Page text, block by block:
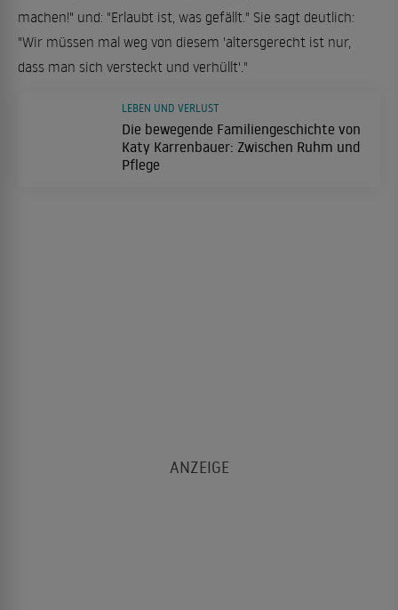
machen!" und: "Erlaubt ist, was gefällt." Sie sagt deutlich:
"Wir müssen mal weg von diesem 'altersgerecht ist nur,
dass man sich versteckt und verhüllt'."
Die bewegende Familiengeschichte von
Katy Karrenbauer: Zwischen Ruhm und
Pflege
LEBEN UND VERLUST